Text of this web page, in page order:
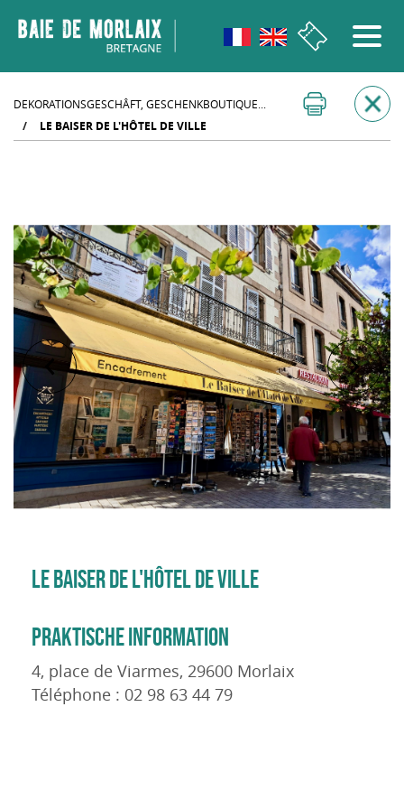
DEKORATIONSGESCHÂFT, GESCHENKBOUTIQUE...
/ LE BAISER DE L'HÔTEL DE VILLE
LE BAISER DE L'HÔTEL DE VILLE
PRAKTISCHE INFORMATION
4, place de Viarmes, 29600 Morlaix
Téléphone : 02 98 63 44 79